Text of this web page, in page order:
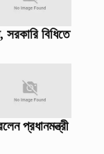
সরকারি বিধিতে
প্রধানমন্ত্রী